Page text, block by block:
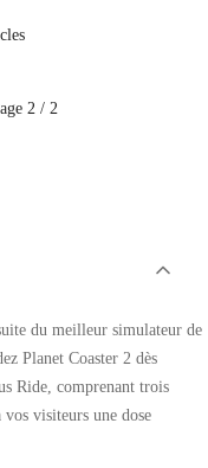
2 / 2
du meilleur simulateur de
Planet Coaster 2 dès
Ride, comprenant trois
visiteurs une dose